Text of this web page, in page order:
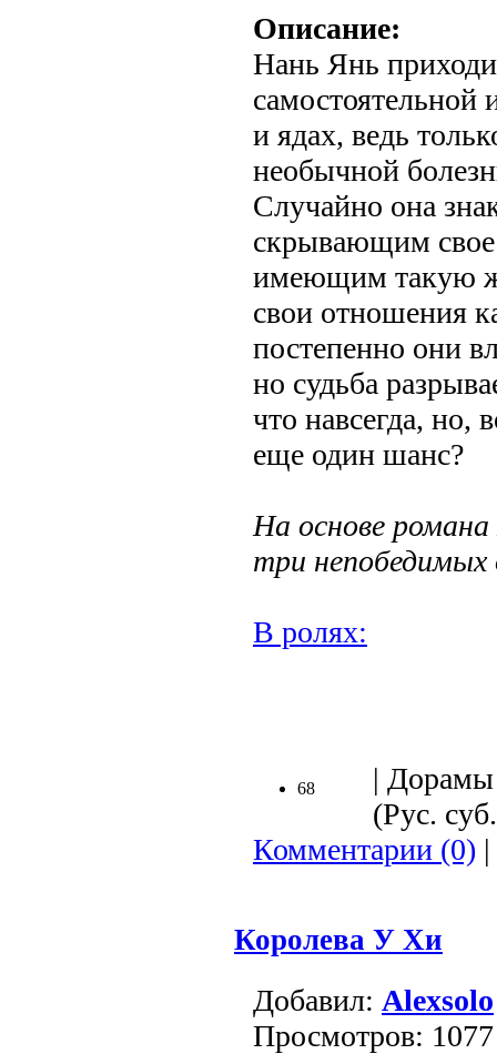
Описание:
Нань Янь
самостоятельной
и ядах, ведь
необычной
Случайно она
скрывающим
имеющим такую
свои отношения
постепенно они
но судьба
что навсегда, но,
еще один шанс?
На основе
три непобедимых
В ролях:
68
|
(Рус.
Комментарии (0) |
Королева У Хи
Добавил: Alexsolo
Просмотров: 1077